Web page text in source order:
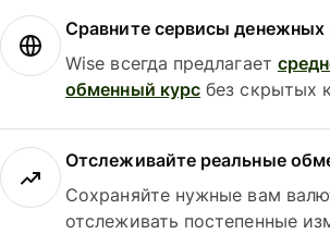
Сравните сервисы денежных
Wise всегда предлагает
обменный курс без скрытых
Отслеживайте реальные
Сохраняйте нужные вам
отслеживать постепенные